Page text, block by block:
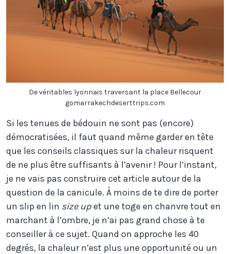
De véritables lyonnais traversant la place Bellecour
gomarrakechdeserttrips.com
Si les tenues de bédouin ne sont pas (encore)
démocratisées, il faut quand même garder en tête
que les conseils classiques sur la chaleur risquent
de ne plus être suffisants à l’avenir ! Pour l’instant,
je ne vais pas construire cet article autour de la
question de la canicule. À moins de te dire de porter
un slip en lin size upet une toge en chanvre tout en
marchant à l’ombre, je n’ai pas grand chose à te
conseiller à ce sujet. Quand on approche les 40
degrés, la chaleur n’est plus une opportunité ou un